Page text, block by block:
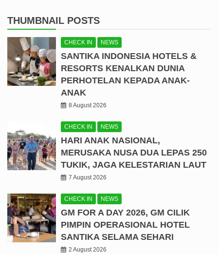
THUMBNAIL POSTS
CHECK IN NEWS
SANTIKA INDONESIA HOTELS &
RESORTS KENALKAN DUNIA
PERHOTELAN KEPADA ANAK-
ANAK
8 August 2026
CHECK IN NEWS
HARI ANAK NASIONAL,
MERUSAKA NUSA DUA LEPAS 250
TUKIK, JAGA KELESTARIAN LAUT
7 August 2026
CHECK IN NEWS
GM FOR A DAY 2026, GM CILIK
PIMPIN OPERASIONAL HOTEL
SANTIKA SELAMA SEHARI
2 August 2026